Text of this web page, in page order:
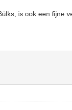
is ook een fijne